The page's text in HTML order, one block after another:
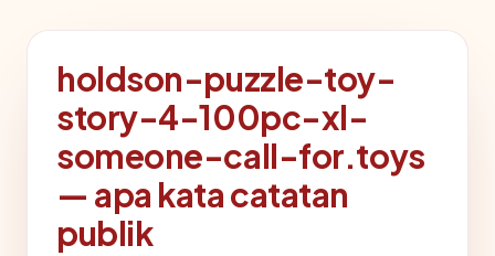
holdson-puzzle-toy-
story-4-100pc-xl-
someone-call-for.toys
— apa kata catatan
publik